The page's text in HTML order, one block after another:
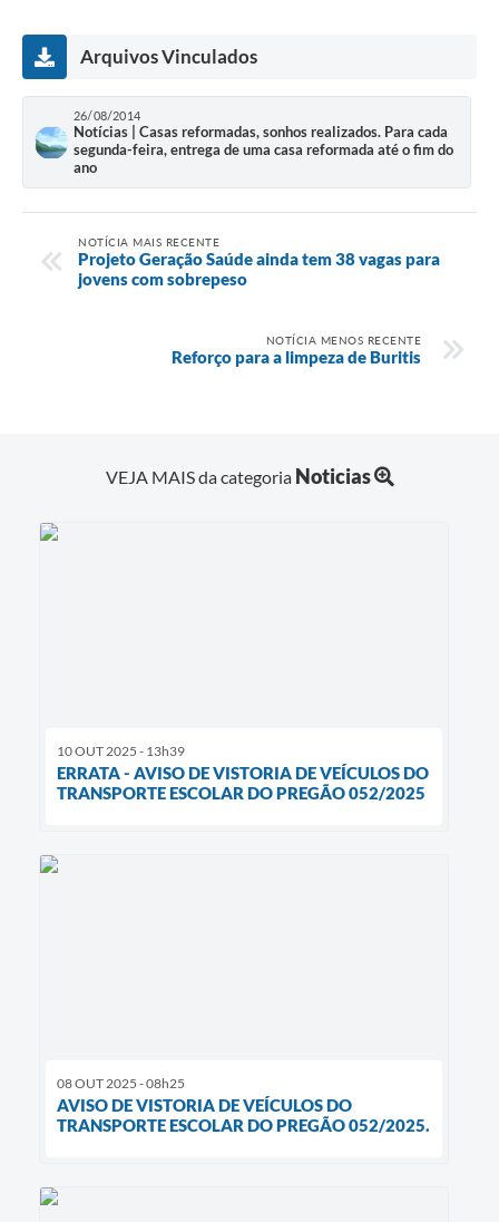
Arquivos Vinculados
26/08/2014
Notícias | Casas reformadas, sonhos realizados. Para cada
segunda-feira, entrega de uma casa reformada até o fim do
ano
NOTÍCIA MAIS RECENTE
Projeto Geração Saúde ainda tem 38 vagas para
jovens com sobrepeso
NOTÍCIA MENOS RECENTE
Reforço para a limpeza de Buritis
VEJA MAIS da categoria Noticias
10 OUT 2025 - 13h39
ERRATA - AVISO DE VISTORIA DE VEÍCULOS DO
TRANSPORTE ESCOLAR DO PREGÃO 052/2025
08 OUT 2025 - 08h25
AVISO DE VISTORIA DE VEÍCULOS DO
TRANSPORTE ESCOLAR DO PREGÃO 052/2025.